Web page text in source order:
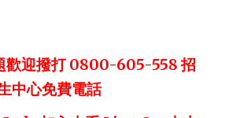
歡迎撥打 0800-605-558 招
中心免費電話